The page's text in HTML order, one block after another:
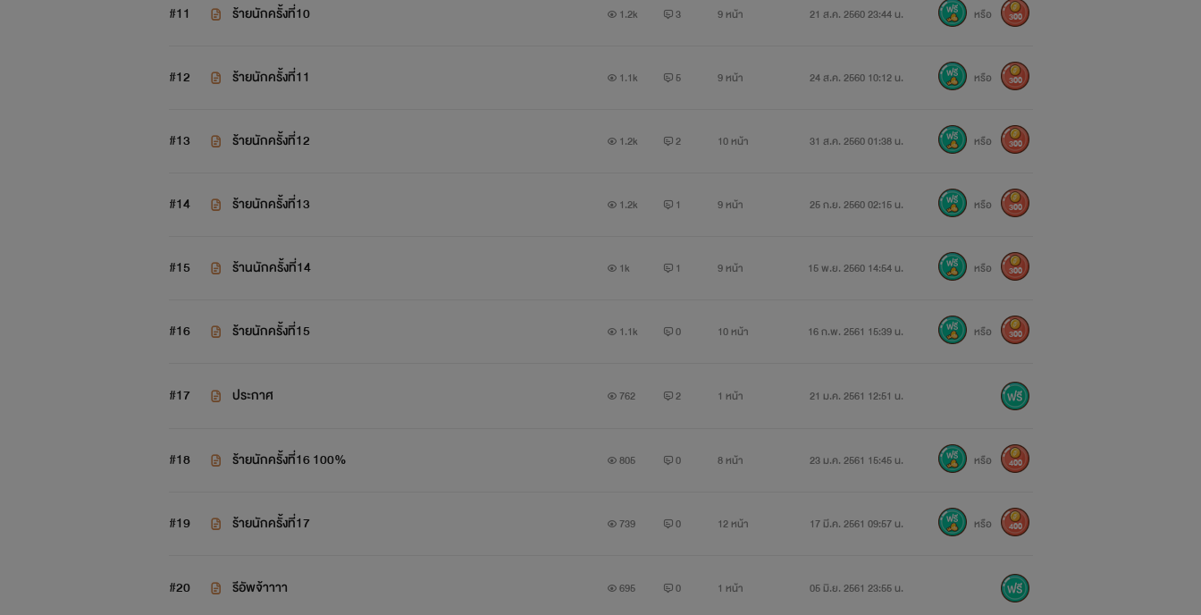
B "ก็หยุดเถียงผมบ้างสิครับ"
""""""""""""""""""""""""""""""""""""""""""""""""""""""""""""""""""""""
"แล้วจะเกิดอะไรขึ้นเมื่อเค้าทั้งคู่ตกหลุมรักกัน"
A "ฉันก็ไม่เห็นว่าคนเป็นผัวของฉันมันตายซักที
#11 ร้ายนักครั้งที่10 1.2k 3 9 หน้า 21 ส.ค. 2560 23:44 น. หรือ 300
#12 ร้ายนักครั้งที่11 1.1k 5 9 หน้า 24 ส.ค. 2560 10:12 น. หรือ 300
#13 ร้ายนักครั้งที่12 1.2k 2 10 หน้า 31 ส.ค. 2560 01:38 น. หรือ 300
#14 ร้ายนักครั้งที่13 1.2k 1 9 หน้า 25 ก.ย. 2560 02:15 น. หรือ 300
#15 ร้านนักครั้งที่14 1k 1 9 หน้า 15 พ.ย. 2560 14:54 น. หรือ 300
#16 ร้ายนักครั้งที่15 1.1k 0 10 หน้า 16 ก.พ. 2561 15:39 น. หรือ 300
#17 ประกาศ 762 2 1 หน้า 21 ม.ค. 2561 12:51 น.
#18 ร้ายนักครั้งที่16 100% 805 0 8 หน้า 23 ม.ค. 2561 15:45 น. หรือ 400
#19 ร้ายนักครั้งที่17 739 0 12 หน้า 17 มี.ค. 2561 09:57 น. หรือ 400
#20 รีอัพจ้าาาา 695 0 1 หน้า 05 มิ.ย. 2561 23:55 น.